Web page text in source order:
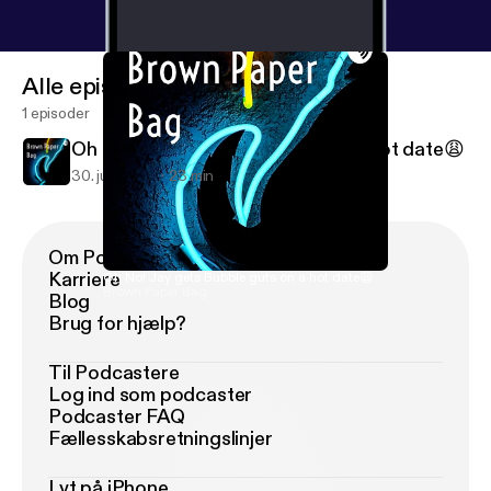
Oh No! Jay gets Bubble guts on a hot date😩
Alle episoder
1 episoder
Oh No! Jay gets Bubble guts on a hot date😩
30. juni 2019 23 min
Om Podimo
Karriere
Blog
Brug for hjælp?
Til Podcastere
Log ind som podcaster
Podcaster FAQ
Fællesskabsretningslinjer